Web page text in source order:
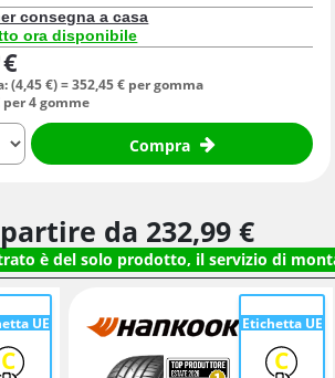
consegna a casa
ora disponibile
€
(4,45€) =352,45€ per gomma
per 4 gomme
Compra
da 232,99 €
è del solo prodotto, il servizio di
UE
C
Etichetta UE
C